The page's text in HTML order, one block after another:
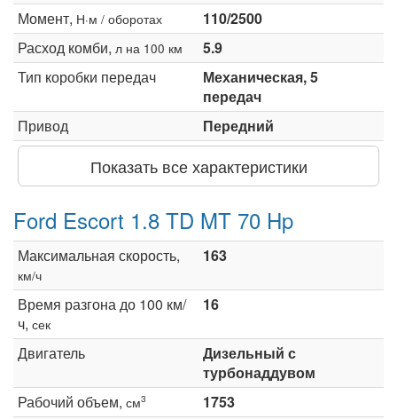
Момент, Н·м / оборотах
110/2500
Расход комби, л на 100 км
5.9
Тип коробки передач
Механическая, 5
передач
Привод
Передний
Показать все характеристики
Ford Escort 1.8 TD MT 70 Hp
Максимальная скорость,
км/ч
163
Время разгона до 100 км/
ч, сек
16
Двигатель
Дизельный с
турбонаддувом
Рабочий объем, см3
1753